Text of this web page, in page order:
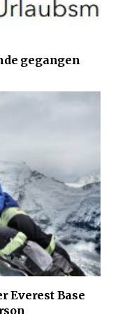
gegangen
Everest Base